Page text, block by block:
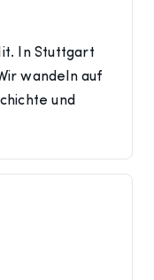
In Stuttgart
wandeln auf
und